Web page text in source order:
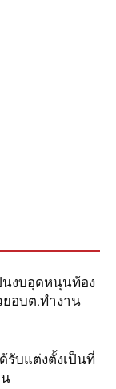
นงบอุดหนุนท้อง
อบต.ทำงาน
รับแต่งตั้งเป็นที่